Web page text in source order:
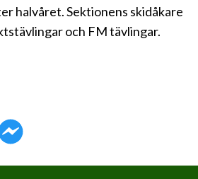
halvåret. Sektionens skidåkare
och FM tävlingar.